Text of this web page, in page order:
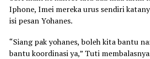
Iphone, Imei mereka urus sendiri
isi pesan Yohanes.
“Siang pak yohanes, boleh kita bantu
bantu koordinasi ya,” Tuti